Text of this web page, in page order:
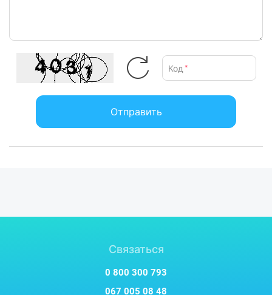
Код *
Отправить
Связаться
0 800 300 793
067 005 08 48